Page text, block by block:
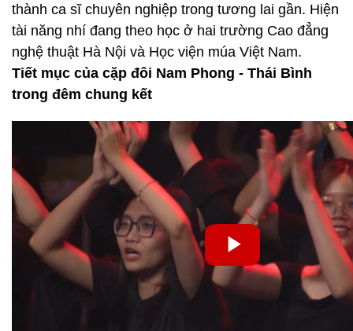
thành ca sĩ chuyên nghiệp trong tương lai gần. Hiện
tài năng nhí đang theo học ở hai trường Cao đẳng
nghệ thuật Hà Nội và Học viện múa Việt Nam.
Tiết mục của cặp đôi Nam Phong - Thái Bình
trong đêm chung kết